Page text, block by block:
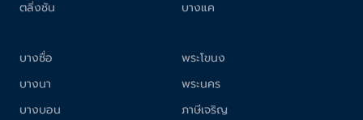
ตลิ่งชัน
บางแค
บางซื่อ
บางนา
บางบอน
พระโขนง
พระนคร
ภาษีเจริญ